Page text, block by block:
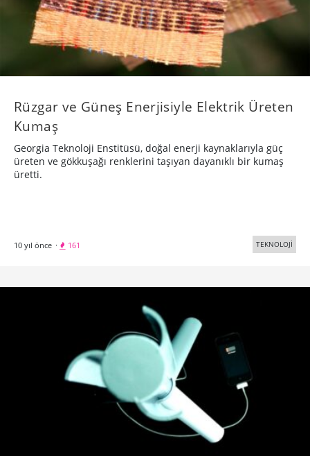
Rüzgar ve Güneş Enerjisiyle Elektrik Üreten
Kumaş
Georgia Teknoloji Enstitüsü, doğal enerji kaynaklarıyla güç
üreten ve gökkuşağı renklerini taşıyan dayanıklı bir kumaş
üretti.
10 yıl önce · 161 TEKNOLOJİ